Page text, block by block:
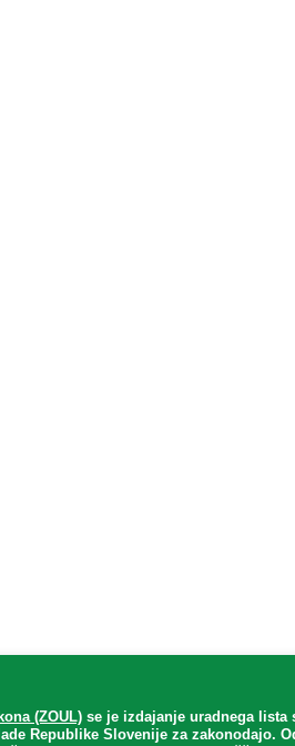
(ZOUL) se je izdajanje uradnega lista
Republike Slovenije za zakonodajo.